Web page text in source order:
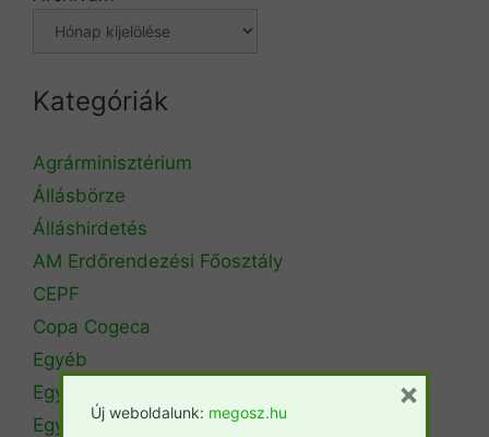
Kategóriák
Agrárminisztérium
Állásbörze
Álláshirdetés
AM Erdőrendezési Főosztály
CEPF
Copa Cogeca
Egyéb
Egyetemi hírek
Egyetemi szintű oktatás
Új weboldalunk: megosz.hu
×